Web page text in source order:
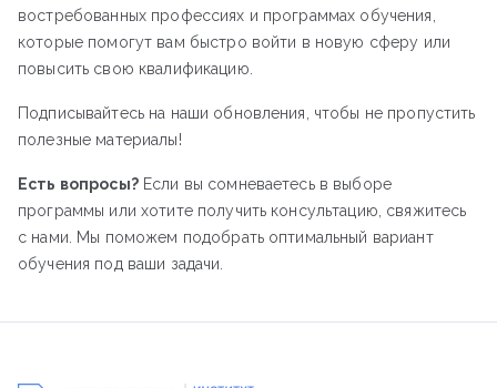
востребованных профессиях и программах обучения,
которые помогут вам быстро войти в новую сферу или
повысить свою квалификацию.
Подписывайтесь на наши обновления, чтобы не пропустить
полезные материалы!
Есть вопросы?Если вы сомневаетесь в выборе
программы или хотите получить консультацию, свяжитесь
с нами. Мы поможем подобрать оптимальный вариант
обучения под ваши задачи.